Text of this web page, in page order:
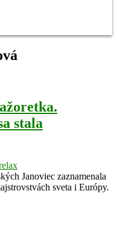
stala
Janoviec zaznamenala
sveta i Európy.